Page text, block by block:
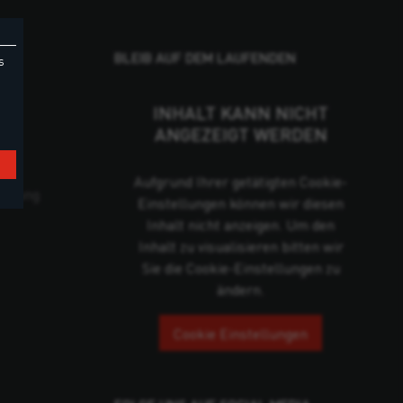
BLEIB AUF DEM LAUFENDEN
INHALT KANN NICHT
ANGEZEIGT WERDEN
Aufgrund Ihrer getätigten Cookie-
Einstellungen können wir diesen
Inhalt nicht anzeigen. Um den
Inhalt zu visualisieren bitten wir
Sie die Cookie-Einstellungen zu
ändern.
Cookie Einstellungen